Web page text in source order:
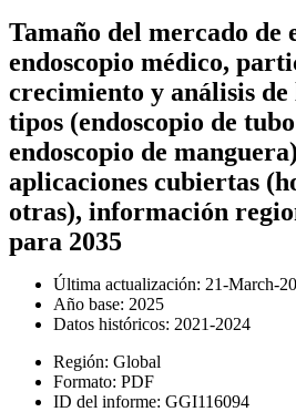
Tamaño del mercado de
endoscopio médico,
crecimiento y análisis
tipos (endoscopio de
endoscopio de
aplicaciones cubiertas
otras), información
para 2035
Última actualización: 21-March-
Año base: 2025
Datos históricos: 2021-2024
Región: Global
Formato: PDF
ID del informe: GGI116094